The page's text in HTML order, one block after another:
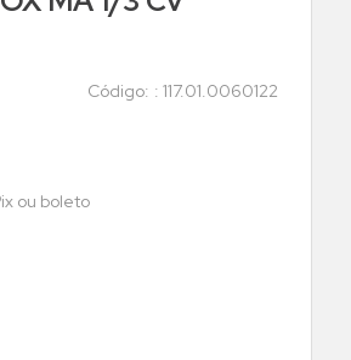
: 117.01.0060122
ou boleto